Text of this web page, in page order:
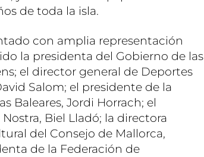
de toda la isla.
con amplia representación
la presidenta del Gobierno de las
el director general de Deportes
Salom; el presidente de la
Baleares, Jordi Horrach; el
Biel Lladó; la directora
del Consejo de Mallorca,
de la Federación de